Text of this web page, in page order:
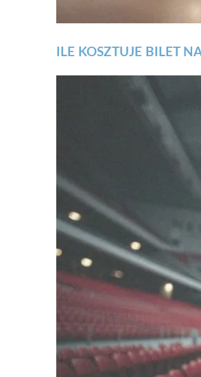
ILE KOSZTUJE BILET